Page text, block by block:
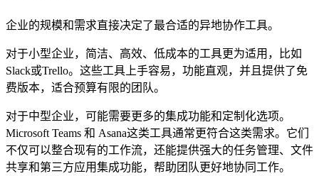
企业的规模和需求直接决定了最合适的异地协作工具。
对于小型企业，简洁、高效、低成本的工具更为适用，比如
Slack或Trello。这些工具上手容易，功能直观，并且提供了免
费版本，适合预算有限的团队。
对于中型企业，可能需要更多的集成功能和定制化选项。
Microsoft Teams 和 Asana这类工具通常更符合这类需求。它们
不仅可以整合现有的工作流，还能提供强大的任务管理、文件
共享和第三方应用集成功能，帮助团队更好地协同工作。